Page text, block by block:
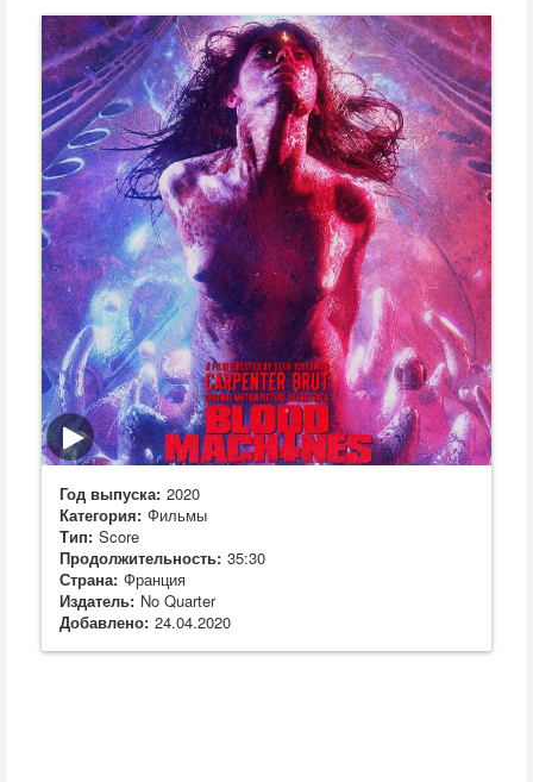
Год выпуска: 2020
Категория: Фильмы
Тип: Score
Продолжительность: 35:30
Страна: Франция
Издатель: No Quarter
Добавлено: 24.04.2020